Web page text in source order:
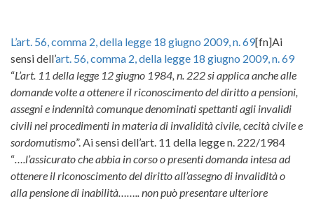
L’art. 56, comma 2, della legge 18 giugno 2009, n. 69[fn]Ai
sensi dell’art. 56, comma 2, della legge 18 giugno 2009, n. 69
“L’art. 11 della legge 12 giugno 1984, n. 222 si applica anche alle
domande volte a ottenere il riconoscimento del diritto a pensioni,
assegni e indennità comunque denominati spettanti agli invalidi
civili nei procedimenti in materia di invalidità civile, cecità civile e
sordomutismo”. Ai sensi dell’art. 11 della legge n. 222/1984
“….l’assicurato che abbia in corso o presenti domanda intesa ad
ottenere il riconoscimento del diritto all’assegno di invalidità o
alla pensione di inabilità…….. non può presentare ulteriore